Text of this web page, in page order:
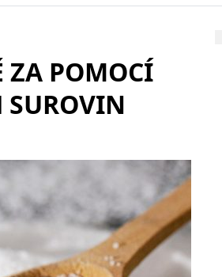
ZA POMOCÍ
SUROVIN